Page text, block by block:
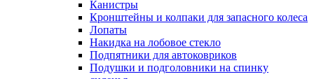
Канистры
Кронштейны и колпаки для запасного колеса
Лопаты
Накидка на лобовое стекло
Подпятники для автоковриков
Подушки и подголовники на спинку